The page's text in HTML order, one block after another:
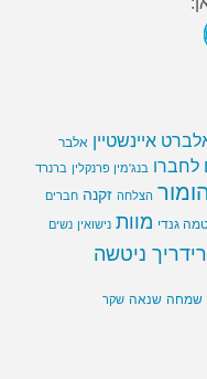
איינשטיין אלבר
לחברו בנג'מין פרנקלין ברנרד
הומור הצלחה זקנה חברים
גנדי מוות נישואין נשים
ניטשה
שמחה שנאה שקר